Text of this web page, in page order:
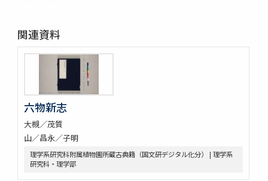
関連資料
六物新志
大槻／茂質
山／昌永／子明
理学系研究科附属植物園所蔵古典籍（国文研デジタル化分） | 理学系
研究科・理学部